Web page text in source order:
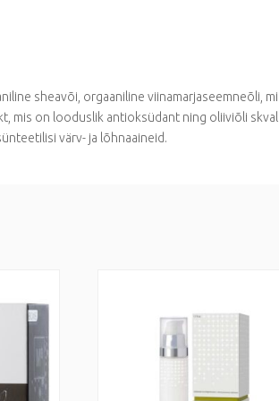
sheavõi, orgaaniline viinamarjaseemneõli,
on looduslik antioksüdant ning oliiviõli
värv- ja lõhnaaineid.